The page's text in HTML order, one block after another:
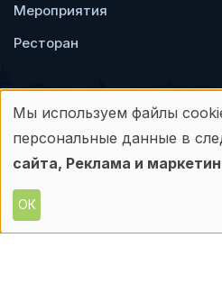
Мероприятия
Ресторан
Пользовательское
соглашение
Любое использование
данных
и
Мы используем файлы
персональные данные в
сайта, Реклама и
ОК